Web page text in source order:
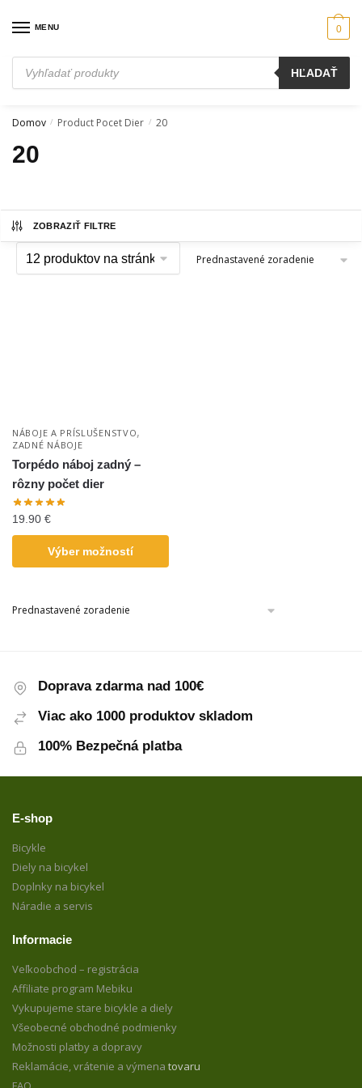
MENU
Products
search
HĽADAŤ
0
Domov / Product Pocet Dier / 20
20
ZOBRAZIŤ FILTRE
NÁBOJE A PRÍSLUŠENSTVO,
ZADNÉ NÁBOJE
Torpédo náboj zadný –
rôzny počet dier
19.90 €
Výber možností
Doprava zdarma nad 100€
Viac ako 1000 produktov skladom
100% Bezpečná platba
E-shop
Bicykle
Diely na bicykel
Doplnky na bicykel
Náradie a servis
Informacie
Veľkoobchod – registrácia
Affiliate program Mebiku
Vykupujeme stare bicykle a diely
Všeobecné obchodné podmienky
Možnosti platby a dopravy
Reklamácie, vrátenie a výmena tovaru